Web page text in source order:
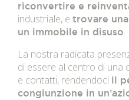
riconvertire e
industriale, e trovare
un immobile in disuso.
La nostra radicata
di essere al centro di una
e contatti, rendendoci il
congiunzione in